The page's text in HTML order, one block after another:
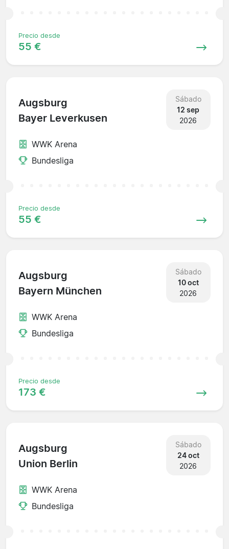
Precio desde
55 €
Augsburg
Bayer Leverkusen
Sábado
12 sep
2026
WWK Arena
Bundesliga
Precio desde
55 €
Augsburg
Bayern München
Sábado
10 oct
2026
WWK Arena
Bundesliga
Precio desde
173 €
Augsburg
Union Berlin
Sábado
24 oct
2026
WWK Arena
Bundesliga